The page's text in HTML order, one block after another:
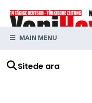
Sitede ara
MAIN MENU